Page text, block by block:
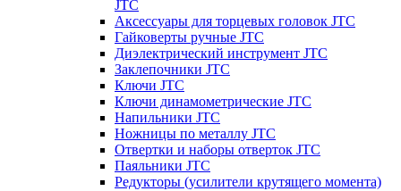
JTC
Аксессуары для торцевых головок JTC
Гайковерты ручные JTC
Диэлектрический инструмент JTC
Заклепочники JTC
Ключи JTC
Ключи динамометрические JTC
Напильники JTC
Ножницы по металлу JTC
Отвертки и наборы отверток JTC
Паяльники JTC
Редукторы (усилители крутящего момента)